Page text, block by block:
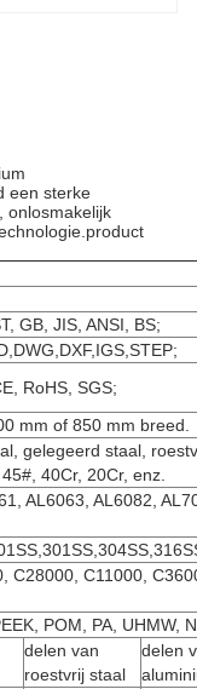
een sterke
onlosmakelijk
GB, JIS, ANSI, BS;
RoHS, SGS;
mm of 850 mm breed.
gelegeerd staal,
40Cr, 20Cr, enz.
AL6063, AL6082,
C28000, C11000,
POM, PA, UHMW,
delen van
roestvrij staal
delen